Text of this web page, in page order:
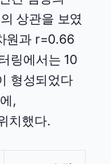
상관을 보였
원과 r=0.66
링에서는 10
형성되었다
,
치했다.